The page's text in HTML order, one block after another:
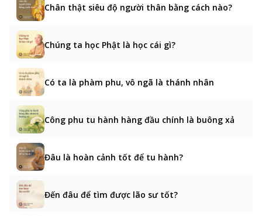
Chân thật siêu độ người thân bằng cách nào?
Chúng ta học Phật là học cái gì?
Có ta là phàm phu, vô ngã là thánh nhân
Công phu tu hành hàng đầu chính là buông xả
Đâu là hoàn cảnh tốt để tu hành?
Đến đâu để tìm được lão sư tốt?